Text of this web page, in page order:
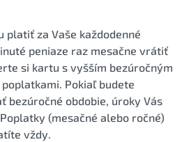
platiť za Vaše každodenné
peniaze raz mesačne vrátiť
si kartu s vyšším bezúročným
Pokiaľ budete
bezúročné obdobie, úroky Vás
(mesačné alebo ročné)
vždy.